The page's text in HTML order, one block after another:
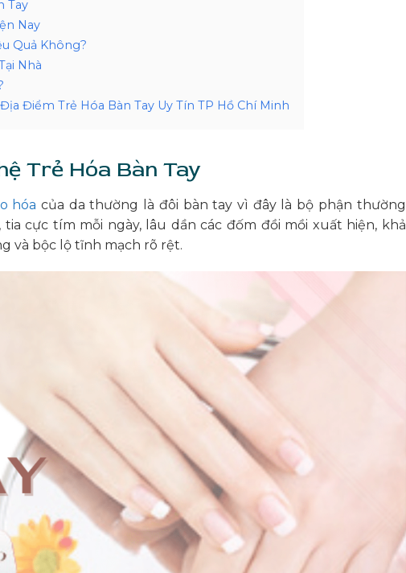
Tay
Nay
Quả Không?
Nhà
Điểm Trẻ Hóa Bàn Tay Uy Tín TP Hồ Chí Minh
Trẻ Hóa Bàn Tay
hóa của da thường là đôi bàn tay vì đây là bộ phận thường
cực tím mỗi ngày, lâu dần các đốm đồi mồi xuất hiện, khả
và bộc lộ tĩnh mạch rõ rệt.